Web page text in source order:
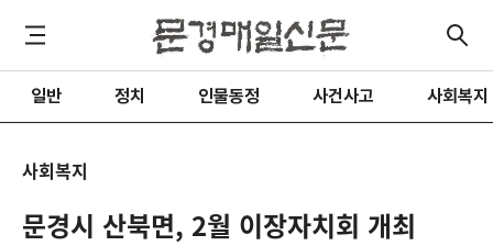
일반 정치 인물동정 사건사고 사회복지
사회복지
문경시 산북면, 2월 이장자치회 개최